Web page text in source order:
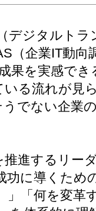
デジタルト
（企業IT動向
果を実感で
る流れが見
でない企業
進するリー
功に導くため
」「何を変革